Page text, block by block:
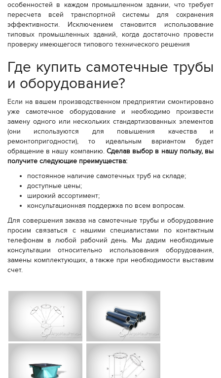
особенностей в каждом промышленном здании, что требует
пересчета всей транспортной системы для сохранения
эффективности. Исключением становится использование
типовых промышленных зданий, когда достаточно провести
проверку имеющегося типового технического решения
Где купить самотечные трубы
и оборудование?
Если на вашем производственном предприятии смонтировано
уже самотечное оборудование и необходимо произвести
замену одного или нескольких стандартизованных элементов
(они используются для повышения качества и
ремонтопригодности), то идеальным вариантом будет
обращение в нашу компанию. Сделав выбор в нашу пользу, вы
получите следующие преимущества:
постоянное наличие самотечных труб на складе;
доступные цены;
широкий ассортимент;
консультационная поддержка по всем вопросам.
Для совершения заказа на самотечные трубы и оборудование
просим связаться с нашими специалистами по контактным
телефонам в любой рабочий день. Мы дадим необходимые
консультации относительно использования оборудования,
замены комплектующих, а также при необходимости выставим
счет.